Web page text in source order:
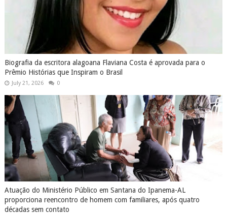
Biografia da escritora alagoana Flaviana Costa é aprovada para o
Prêmio Histórias que Inspiram o Brasil
July 21, 2026 0
Atuação do Ministério Público em Santana do Ipanema-AL
proporciona reencontro de homem com familiares, após quatro
décadas sem contato